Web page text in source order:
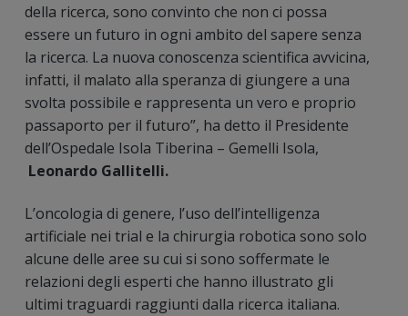
della ricerca, sono convinto che non ci possa
essere un futuro in ogni ambito del sapere senza
la ricerca. La nuova conoscenza scientifica avvicina,
infatti, il malato alla speranza di giungere a una
svolta possibile e rappresenta un vero e proprio
passaporto per il futuro”, ha detto il Presidente
dell’Ospedale Isola Tiberina – Gemelli Isola,
Leonardo Gallitelli.
L’oncologia di genere, l’uso dell’intelligenza
artificiale nei trial e la chirurgia robotica sono solo
alcune delle aree su cui si sono soffermate le
relazioni degli esperti che hanno illustrato gli
ultimi traguardi raggiunti dalla ricerca italiana.